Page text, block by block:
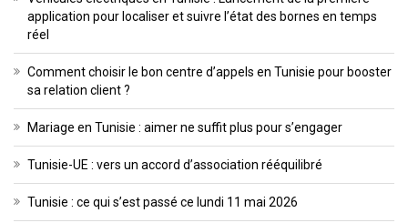
application pour localiser et suivre l’état des bornes en temps
réel
Comment choisir le bon centre d’appels en Tunisie pour booster
sa relation client ?
Mariage en Tunisie : aimer ne suffit plus pour s’engager
Tunisie-UE : vers un accord d’association rééquilibré
Tunisie : ce qui s’est passé ce lundi 11 mai 2026